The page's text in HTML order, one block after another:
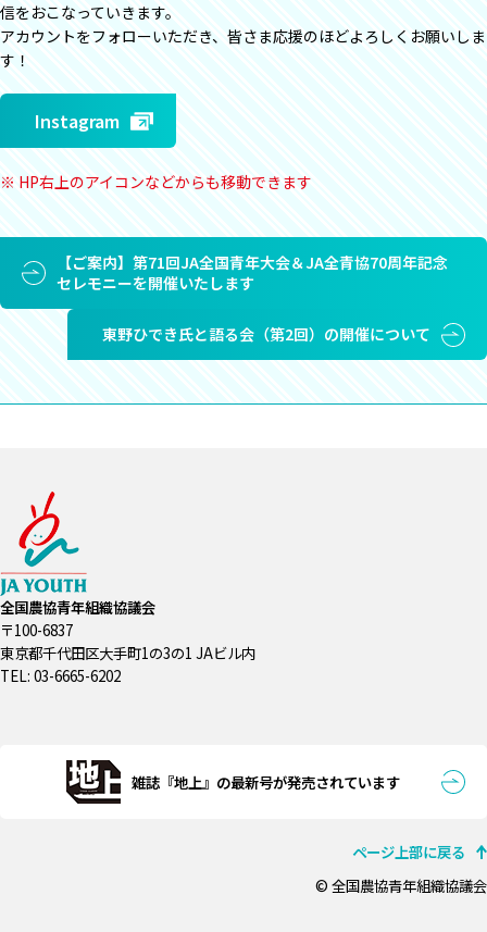
信をおこなっていきます。
アカウントをフォローいただき、皆さま応援のほどよろしくお願いしま
す！
Instagram
※ HP右上のアイコンなどからも移動できます
【ご案内】第71回JA全国青年大会＆JA全青協70周年記念
セレモニーを開催いたします
東野ひでき氏と語る会（第2回）の開催について
全国農協青年組織協議会
〒100-6837
東京都千代田区大手町1の3の1 JAビル内
TEL: 03-6665-6202
雑誌『地上』の最新号が発売されています
ページ上部に戻る
© 全国農協青年組織協議会